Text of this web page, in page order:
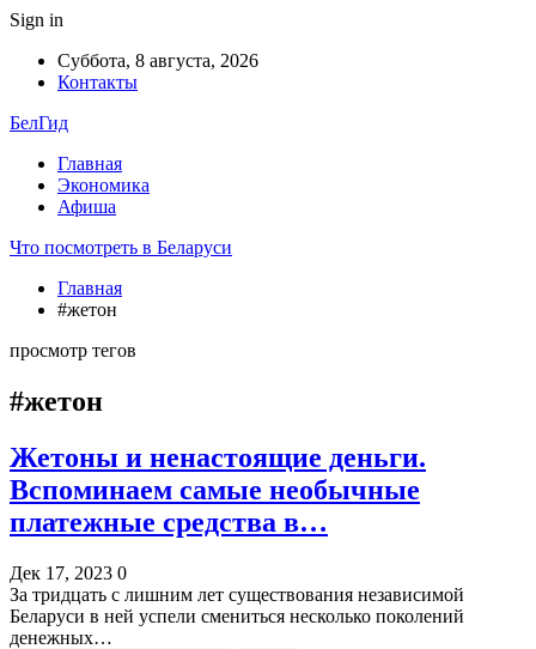
Sign in
Суббота, 8 августа, 2026
Контакты
БелГид
Главная
Экономика
Афиша
Что посмотреть в Беларуси
Главная
#жетон
просмотр тегов
#жетон
Жетоны и ненастоящие деньги.
Вспоминаем самые необычные
платежные средства в…
Дек 17, 2023 0
За тридцать с лишним лет существования независимой
Беларуси в ней успели смениться несколько поколений
денежных…